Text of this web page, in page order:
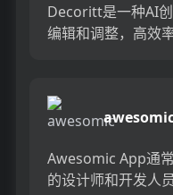
Decoritt是一种AI
编辑和调整，高效
Awesomic App通
的设计师和开发人